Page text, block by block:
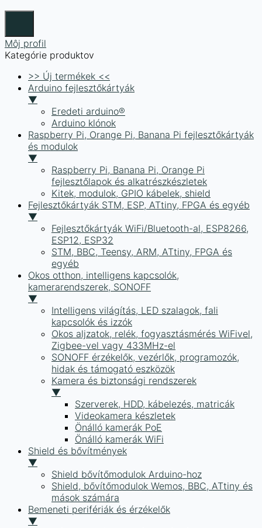
Môj profil
Kategórie produktov
>> Új termékek <<
Arduino fejlesztőkártyák
▼
Eredeti arduino®
Arduino klónok
Raspberry Pi, Orange Pi, Banana Pi fejlesztőkártyák
és modulok
▼
Raspberry Pi, Banana Pi, Orange Pi
fejlesztőlapok és alkatrészkészletek
Kitek, modulok, GPIO kábelek, shield
Fejlesztőkártyák STM, ESP, ATtiny, FPGA és egyéb
▼
Fejlesztőkártyák WiFi/Bluetooth-al, ESP8266,
ESP12, ESP32
STM, BBC, Teensy, ARM, ATtiny, FPGA és
egyéb
Okos otthon, intelligens kapcsolók,
kamerarendszerek, SONOFF
▼
Intelligens világítás, LED szalagok, fali
kapcsolók és izzók
Okos aljzatok, relék, fogyasztásmérés WiFivel,
Zigbee-vel vagy 433MHz-el
SONOFF érzékelők, vezérlők, programozók,
hidak és támogató eszközök
Kamera és biztonsági rendszerek
▼
Szerverek, HDD, kábelezés, matricák
Videokamera készletek
Önálló kamerák PoE
Önálló kamerák WiFi
Shield és bővítmények
▼
Shield bővítőmodulok Arduino-hoz
Shield, bővítőmodulok Wemos, BBC, ATtiny és
mások számára
Bemeneti perifériák és érzékelők
▼